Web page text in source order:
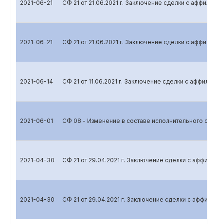
2021-06-21 СФ 21 от 21.06.2021 г. Заключение сделки с
2021-06-21 СФ 21 от 21.06.2021 г. Заключение сделки с
2021-06-14 СФ 21 от 11.06.2021 г. Заключение сделки с
2021-06-01 СФ 08 - Изменение в составе исполнительного
2021-04-30 СФ 21 от 29.04.2021 г. Заключение сделки с
2021-04-30 СФ 21 от 29.04.2021 г. Заключение сделки с